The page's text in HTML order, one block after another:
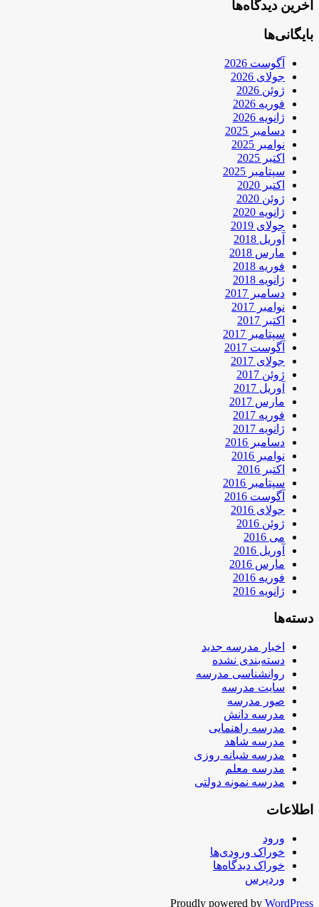
آخرین دیدگاه‌ها
بایگانی‌ها
آگوست 2026
جولای 2026
ژوئن 2026
فوریه 2026
ژانویه 2026
دسامبر 2025
نوامبر 2025
اکتبر 2025
سپتامبر 2025
اکتبر 2020
ژوئن 2020
ژانویه 2020
جولای 2019
آوریل 2018
مارس 2018
فوریه 2018
ژانویه 2018
دسامبر 2017
نوامبر 2017
اکتبر 2017
سپتامبر 2017
آگوست 2017
جولای 2017
ژوئن 2017
آوریل 2017
مارس 2017
فوریه 2017
ژانویه 2017
دسامبر 2016
نوامبر 2016
اکتبر 2016
سپتامبر 2016
آگوست 2016
جولای 2016
ژوئن 2016
می 2016
آوریل 2016
مارس 2016
فوریه 2016
ژانویه 2016
دسته‌ها
اخبار مدرسه جدید
دسته‌بندی نشده
روانشناسی مدرسه
سایت مدرسه
صور مدرسه
مدرسه دانش
مدرسه راهنمایی
مدرسه شاهد
مدرسه شبانه روزی
مدرسه معلم
مدرسه نمونه دولتی
اطلاعات
ورود
خوراک ورودی‌ها
خوراک دیدگاه‌ها
وردپرس
Proudly powered by WordPress